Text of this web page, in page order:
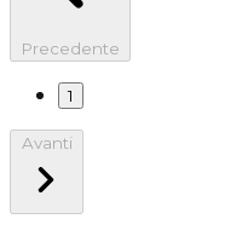
Precedente
1